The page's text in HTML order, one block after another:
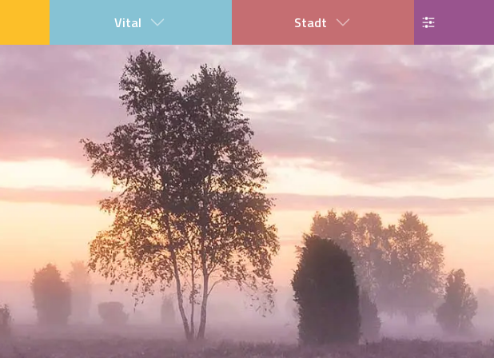
Vital Stadt